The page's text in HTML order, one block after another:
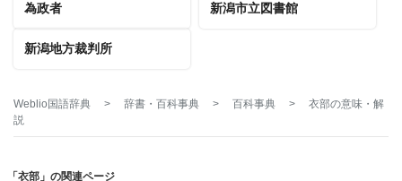
為政者 新潟市立図書館
新潟地方裁判所
Weblio国語辞典 > 辞書・百科事典 > 百科事典 > 衣部の意味・解
説
「衣部」の関連ページ